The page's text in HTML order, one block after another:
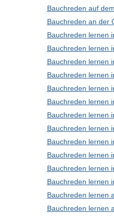
Bauchreden auf
Bauchreden an der
Bauchreden lernen
Bauchreden lernen
Bauchreden lernen
Bauchreden lernen
Bauchreden lernen
Bauchreden lernen
Bauchreden lernen
Bauchreden lernen
Bauchreden lernen
Bauchreden lernen
Bauchreden lernen
Bauchreden lernen
Bauchreden lernen
Bauchreden lernen